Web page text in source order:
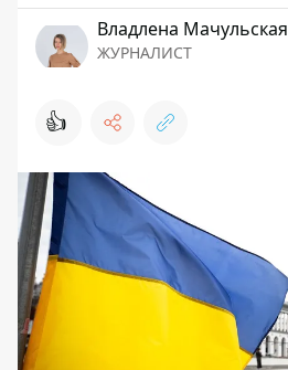
Владлена Мачульская
ЖУРНАЛИСТ
👍